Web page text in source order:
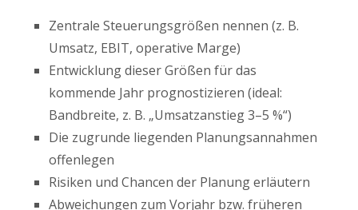
Zentrale Steuerungsgrößen nennen (z. B.
Umsatz, EBIT, operative Marge)
Entwicklung dieser Größen für das
kommende Jahr prognostizieren (ideal:
Bandbreite, z. B. „Umsatzanstieg 3–5 %“)
Die zugrunde liegenden Planungsannahmen
offenlegen
Risiken und Chancen der Planung erläutern
Abweichungen zum Vorjahr bzw. früheren